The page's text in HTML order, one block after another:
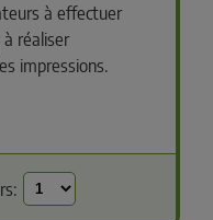
à effectuer
réaliser
impressions.